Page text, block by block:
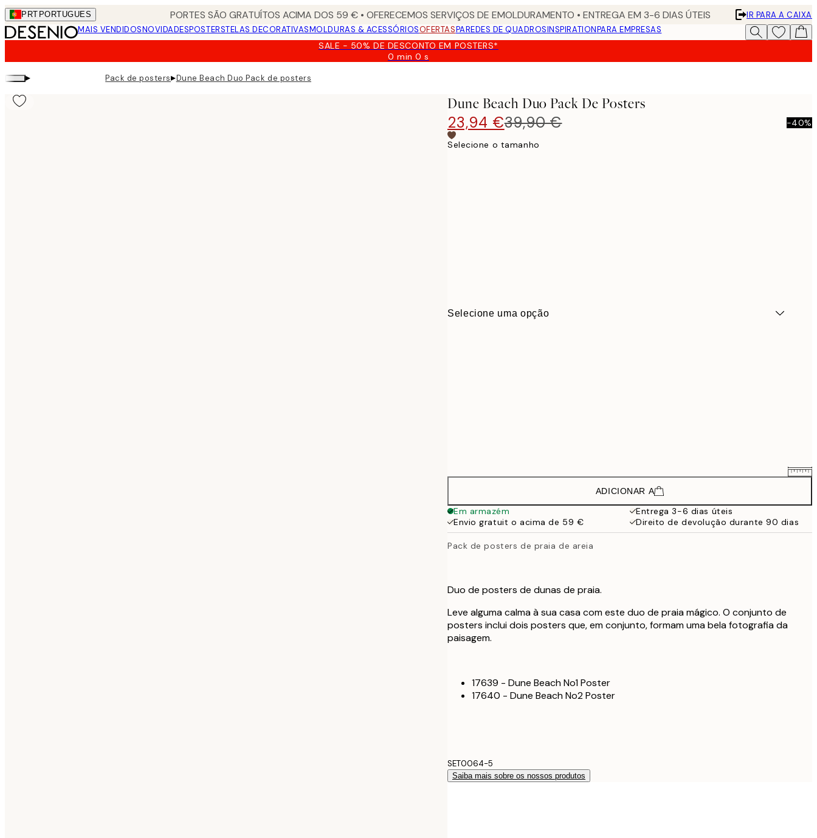
Skip
to
main
PRT PORTUGUES PORTES SÃO GRATUÍTOS ACIMA DOS 59 € • OFERECEMOS SERVIÇOS DE EMOLDURAMENTO • ENTREGA EM 3-6 DIAS ÚTEIS
IR PARA A CAIXA
MAIS VENDIDOSNOVIDADESPOSTERSTELAS DECORATIVASMOLDURAS & ACESSÓRIOSOFERTASPAREDES DE QUADROSINSPIRATIONPARA EMPRESAS
SALE - 50% DE DESCONTO EM POSTERS*
0 min0 s
Válido
▸ Pack de posters▸Dune Beach Duo Pack de posters
Dune Beach Duo Pack De Posters
23,94 €39,90 € -40%
Selecione o tamanho
Selecione uma opção
39,90 €
50x70 cm 38,94 €
64,90 €
ADICIONAR A
Em armazém
Entrega 3-6 dias úteis
Envio gratuit o acima de 59 €
Direito de devolução durante 90 dias
Pack de posters de praia de areia
Duo de posters de dunas de praia.
Leve alguma calma à sua casa com este duo de praia mágico. O conjunto de
posters inclui dois posters que, em conjunto, formam uma bela fotografia da
paisagem.
17639 - Dune Beach No1 Poster
17640 - Dune Beach No2 Poster
SET0064-5
Saiba mais sobre os nossos produtos